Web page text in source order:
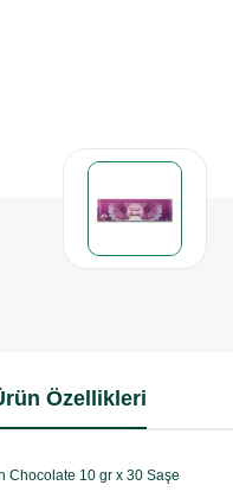
Özellikleri
Chocolate 10 gr x 30 Saşe